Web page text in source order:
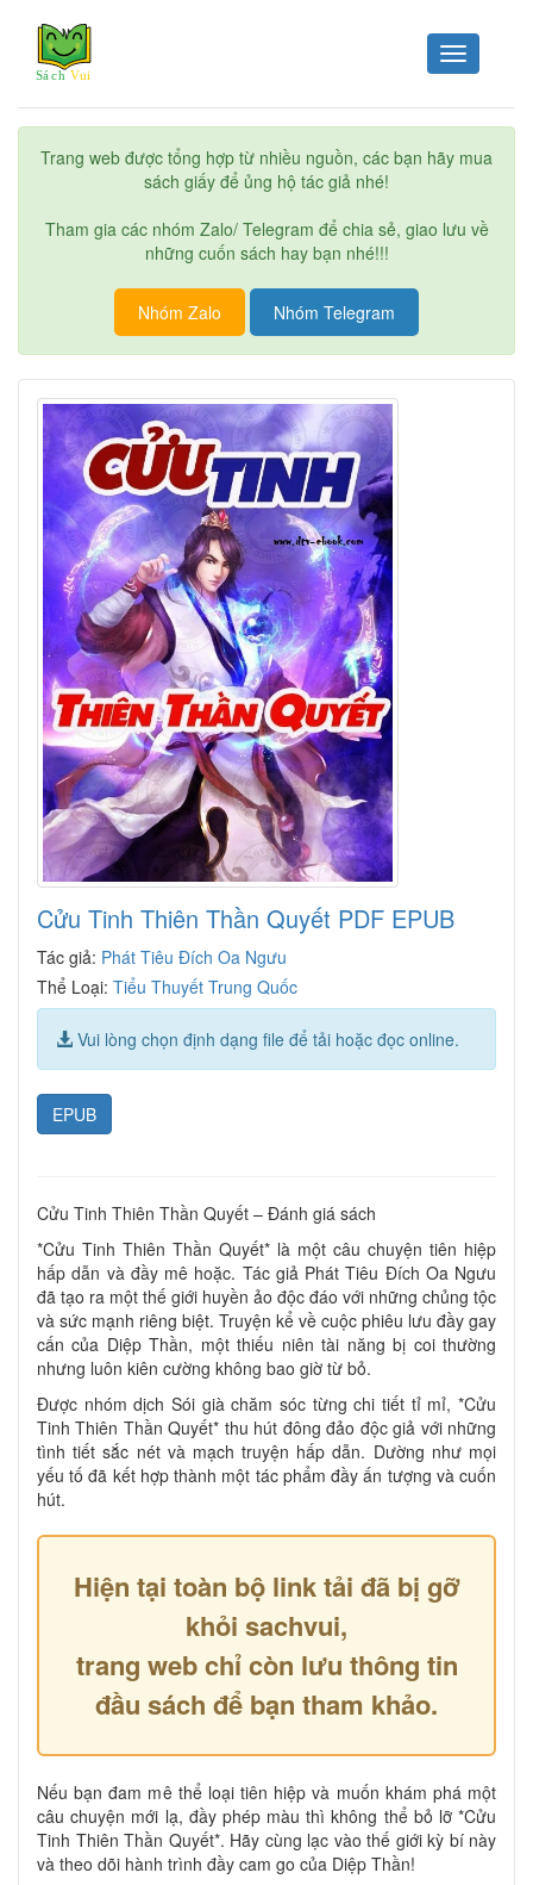
Toggle
navigation
Trang web được tổng hợp từ nhiều nguồn, các bạn hãy mua
sách giấy để ủng hộ tác giả nhé!
Tham gia các nhóm Zalo/ Telegram để chia sẻ, giao lưu về
những cuốn sách hay bạn nhé!!!
Nhóm Zalo Nhóm Telegram
Cửu Tinh Thiên Thần Quyết PDF EPUB
Tác giả: Phát Tiêu Đích Oa Ngưu
Thể Loại: Tiểu Thuyết Trung Quốc
Vui lòng chọn định dạng file để tải hoặc đọc online.
EPUB
Cửu Tinh Thiên Thần Quyết – Đánh giá sách
*Cửu Tinh Thiên Thần Quyết* là một câu chuyện tiên hiệp
hấp dẫn và đầy mê hoặc. Tác giả Phát Tiêu Đích Oa Ngưu
đã tạo ra một thế giới huyền ảo độc đáo với những chủng tộc
và sức mạnh riêng biệt. Truyện kể về cuộc phiêu lưu đầy gay
cấn của Diệp Thần, một thiếu niên tài năng bị coi thường
nhưng luôn kiên cường không bao giờ từ bỏ.
Được nhóm dịch Sói già chăm sóc từng chi tiết tỉ mỉ, *Cửu
Tinh Thiên Thần Quyết* thu hút đông đảo độc giả với những
tình tiết sắc nét và mạch truyện hấp dẫn. Dường như mọi
yếu tố đã kết hợp thành một tác phẩm đầy ấn tượng và cuốn
hút.
Hiện tại toàn bộ link tải đã bị gỡ
khỏi sachvui,
trang web chỉ còn lưu thông tin
đầu sách để bạn tham khảo.
Nếu bạn đam mê thể loại tiên hiệp và muốn khám phá một
câu chuyện mới lạ, đầy phép màu thì không thể bỏ lỡ *Cửu
Tinh Thiên Thần Quyết*. Hãy cùng lạc vào thế giới kỳ bí này
và theo dõi hành trình đầy cam go của Diệp Thần!